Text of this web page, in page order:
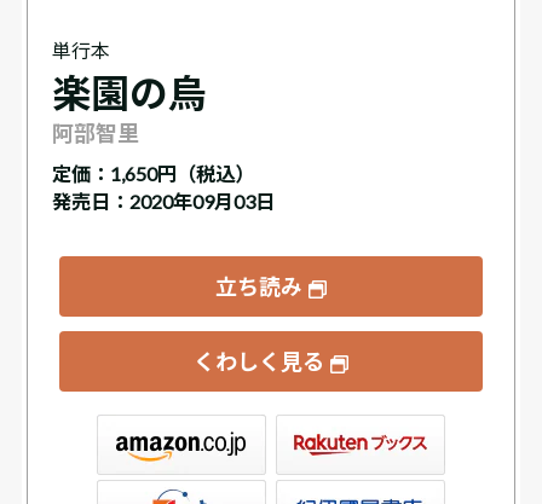
単行本
楽園の烏
阿部智里
定価： 1,650円（税込）
発売日：2020年09月03日
立ち読み
くわしく見る
書店ウェブストア